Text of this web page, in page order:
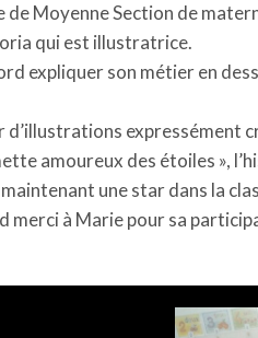
de Moyenne Section de
qui est illustratrice.
expliquer son métier en
d’illustrations expressément
amoureux des étoiles »,
une star dans la
merci à Marie pour sa